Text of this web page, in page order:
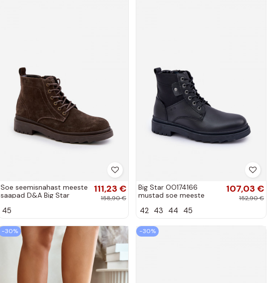
Soe seemisnahast meeste
saapad D&A Big Star
111,23 €
158,90 €
45
Big Star OO174166
mustad soe meeste
107,03 €
152,90 €
42 43 44 45
−30% −30%